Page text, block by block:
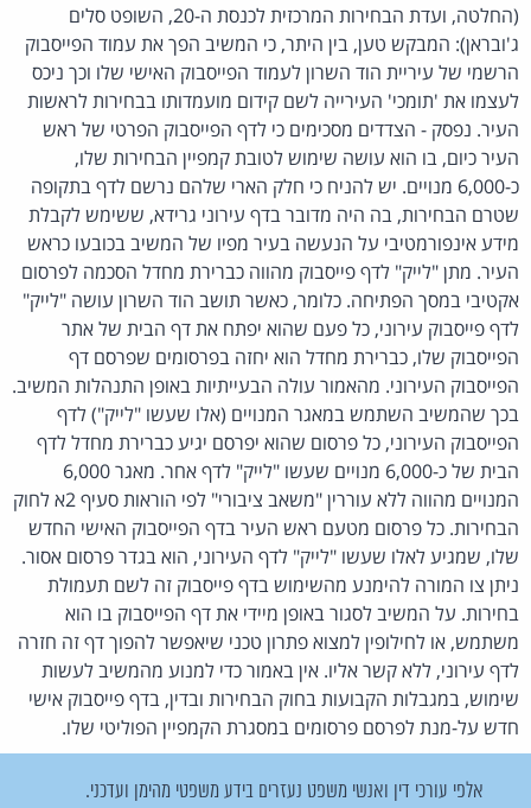
(החלטה, ועדת הבחירות המרכזית לכנסת ה-20, השופט סלים
ג'ובראן): המבקש טען, בין היתר, כי המשיב הפך את עמוד הפייסבוק
הרשמי של עיריית הוד השרון לעמוד הפייסבוק האישי שלו וכך ניכס
לעצמו את 'תומכי' העירייה לשם קידום מועמדותו בבחירות לראשות
העיר. נפסק - הצדדים מסכימים כי לדף הפייסבוק הפרטי של ראש
העיר כיום, בו הוא עושה שימוש לטובת קמפיין הבחירות שלו,
כ-6,000 מנויים. יש להניח כי חלק הארי שלהם נרשם לדף בתקופה
שטרם הבחירות, בה היה מדובר בדף עירוני גרידא, ששימש לקבלת
מידע אינפורמטיבי על הנעשה בעיר מפיו של המשיב בכובעו כראש
העיר. מתן "לייק" לדף פייסבוק מהווה כברירת מחדל הסכמה לפרסום
אקטיבי במסך הפתיחה. כלומר, כאשר תושב הוד השרון עושה "לייק"
לדף פייסבוק עירוני, כל פעם שהוא יפתח את דף הבית של אתר
הפייסבוק שלו, כברירת מחדל הוא יחזה בפרסומים שפרסם דף
הפייסבוק העירוני. מהאמור עולה הבעייתיות באופן התנהלות המשיב.
בכך שהמשיב השתמש במאגר המנויים (אלו שעשו "לייק") לדף
הפייסבוק העירוני, כל פרסום שהוא יפרסם יגיע כברירת מחדל לדף
הבית של כ-6,000 מנויים שעשו "לייק" לדף אחר. מאגר 6,000
המנויים מהווה ללא עוררין "משאב ציבורי" לפי הוראות סעיף 2א לחוק
הבחירות. כל פרסום מטעם ראש העיר בדף הפייסבוק האישי החדש
שלו, שמגיע לאלו שעשו "לייק" לדף העירוני, הוא בגדר פרסום אסור.
ניתן צו המורה להימנע מהשימוש בדף פייסבוק זה לשם תעמולת
בחירות. על המשיב לסגור באופן מיידי את דף הפייסבוק בו הוא
משתמש, או לחילופין למצוא פתרון טכני שיאפשר להפוך דף זה חזרה
לדף עירוני, ללא קשר אליו. אין באמור כדי למנוע מהמשיב לעשות
שימוש, במגבלות הקבועות בחוק הבחירות ובדין, בדף פייסבוק אישי
חדש על-מנת לפרסם פרסומים במסגרת הקמפיין הפוליטי שלו.
אלפי עורכי דין ואנשי משפט נעזרים בידע משפטי מהימן ועדכני.